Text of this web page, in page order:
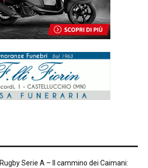
Rugby Serie A – Il cammino dei Caimani: